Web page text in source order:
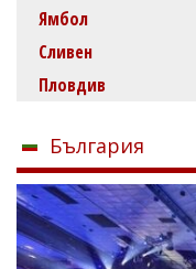
Ямбол
Сливен
Пловдив
България